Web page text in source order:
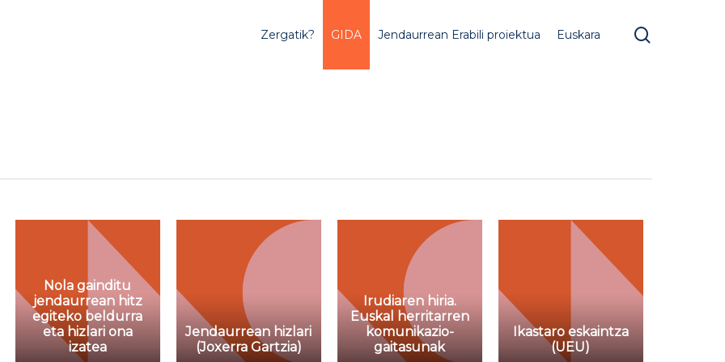
Zergatik? GIDA Jendaurrean Erabili proiektua Euskara
Nola gainditu
jendaurrean hitz
egiteko beldurra
eta hizlari ona
izatea
Jendaurrean hizlari
(Joxerra Gartzia)
Irudiaren hiria.
Euskal herritarren
komunikazio-
gaitasunak
Ikastaro eskaintza
(UEU)